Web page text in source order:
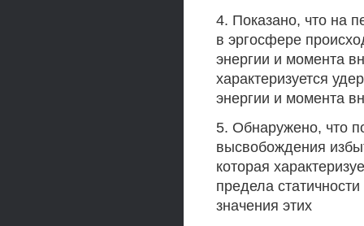
4. Показано, что на
в эргосфере
энергии и момента
характеризуется
энергии и момента
5. Обнаружено, что
высвобождения
которая
предела
значения этих